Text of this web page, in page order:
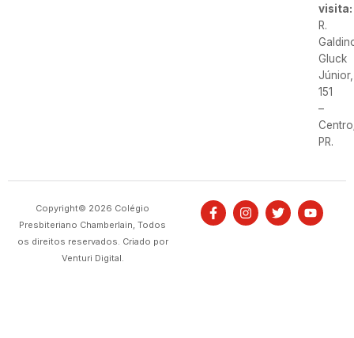
visita:
R.
Gluck
Júnior,
151
–
PR.
Copyright© 2026 Colégio
Presbiteriano Chamberlain, Todos
os direitos reservados. Criado por
Venturi Digital.